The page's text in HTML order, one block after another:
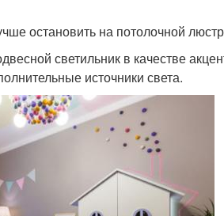
остановить на потолочной
светильник в качестве
источники света.